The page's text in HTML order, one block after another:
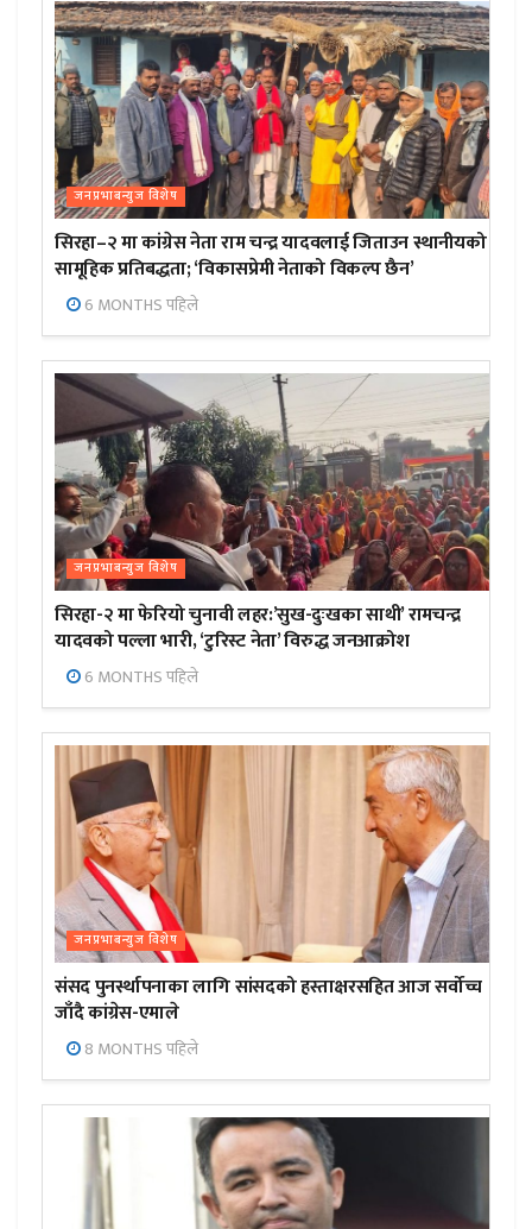
जनप्रभाबन्युज विशेष
सिरहा–२ मा कांग्रेस नेता राम चन्द्र यादवलाई जिताउन स्थानीयको
सामूहिक प्रतिबद्धता; ‘विकासप्रेमी नेताको विकल्प छैन’
6 MONTHS पहिले
जनप्रभाबन्युज विशेष
सिरहा-२ मा फेरियो चुनावी लहर:’सुख-दुःखका साथी’ रामचन्द्र
यादवको पल्ला भारी, ‘टुरिस्ट नेता’ विरुद्ध जनआक्रोश
6 MONTHS पहिले
जनप्रभाबन्युज विशेष
संसद पुनर्स्थापनाका लागि सांसदको हस्ताक्षरसहित आज सर्वोच्च
जाँदै कांग्रेस-एमाले
8 MONTHS पहिले